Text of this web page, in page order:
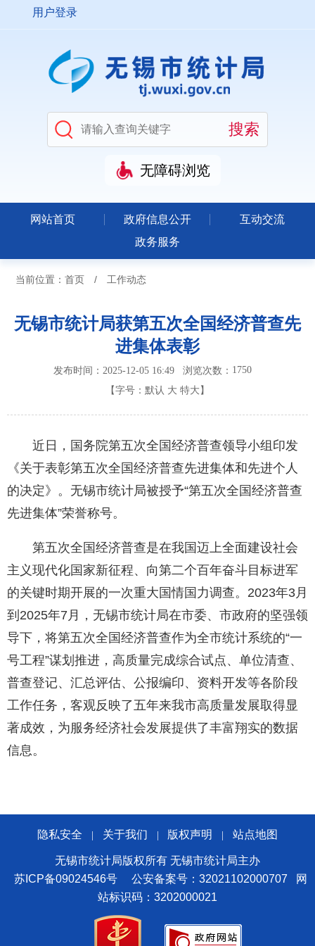
用户登录
无障碍浏览
网站首页 政府信息公开
互动交流
政务服务
当前位置： 首页 / 工作动态
无锡市统计局获第五次全国经济普查先
进集体表彰
发布时间：2025-12-05 16:49浏览次数： 1750
【字号： 默认 大 特大 】
近日，国务院第五次全国经济普查领导小组印发
《关于表彰第五次全国经济普查先进集体和先进个人
的决定》。无锡市统计局被授予“第五次全国经济普查
先进集体”荣誉称号。
第五次全国经济普查是在我国迈上全面建设社会
主义现代化国家新征程、向第二个百年奋斗目标进军
的关键时期开展的一次重大国情国力调查。2023年3月
到2025年7月，无锡市统计局在市委、市政府的坚强领
导下，将第五次全国经济普查作为全市统计系统的“一
号工程”谋划推进，高质量完成综合试点、单位清查、
普查登记、汇总评估、公报编印、资料开发等各阶段
工作任务，客观反映了五年来我市高质量发展取得显
著成效，为服务经济社会发展提供了丰富翔实的数据
信息。
隐私安全 关于我们 版权声明 站点地图
无锡市统计局版权所有 无锡市统计局主办
苏ICP备09024546号
公安备案号：32021102000707
网
站标识码：3202000021